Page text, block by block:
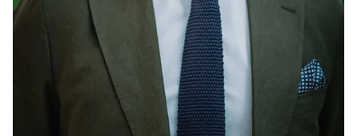
PEER REVIEW-PROCESSEN